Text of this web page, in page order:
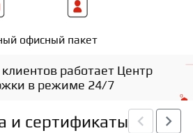
офисный пакет
работает Центр
в режиме 24/7
и сертификаты